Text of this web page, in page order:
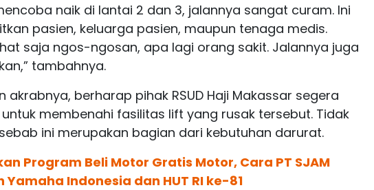
naik di lantai 2 dan 3, jalannya sangat curam. Ini
pasien, keluarga pasien, maupun tenaga medis.
saja ngos-ngosan, apa lagi orang sakit. Jalannya juga
tambahnya.
akrabnya, berharap pihak RSUD Haji Makassar segera
membenahi fasilitas lift yang rusak tersebut. Tidak
ini merupakan bagian dari kebutuhan darurat.
Program Beli Motor Gratis Motor, Cara PT SJAM
Indonesia dan HUT RI ke-81